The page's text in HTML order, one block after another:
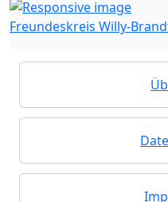
Freundeskreis Willy-